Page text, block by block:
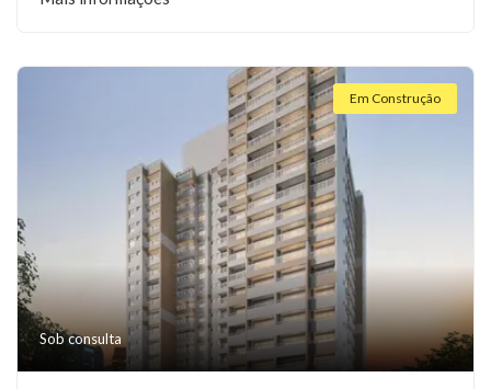
Em Construção
Sob consulta